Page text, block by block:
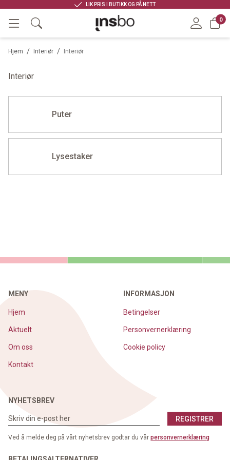
LIK PRIS I BUTIKK OG PÅ NETT
0
/
Hjem /
Interiør Interiør
Interiør
Puter
Lysestaker
MENY
Hjem
Aktuelt
Om oss
Kontakt
INFORMASJON
Betingelser
Personvernerklæring
Cookie policy
NYHETSBREV
REGISTRER
Ved å melde deg på vårt nyhetsbrev godtar du vår personvernerklæring